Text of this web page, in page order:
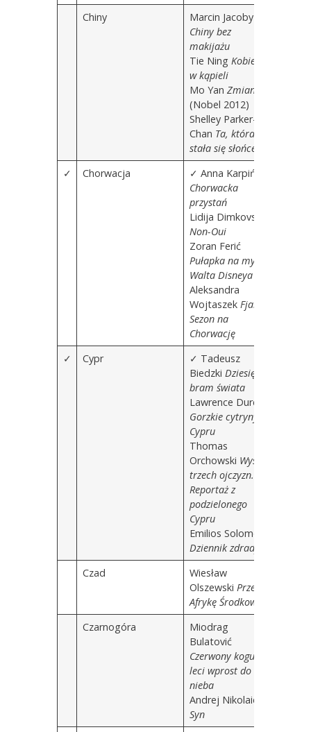
Chiny
Marcin Jacoby
Chiny bez
makijażu
Tie Ning Kobiety
w kąpieli
Mo Yan Zmiany
(Nobel 2012)
Shelley Parker-
Chan Ta, która
stała się słońcem
✓
Chorwacja
✓ Anna Karpińska
Chorwacka
przystań
Lidija Dimkovska
Non-Oui
Zoran Ferić
Pułapka na myszy
Walta Disneya
Aleksandra
Wojtaszek Fjaka.
Sezon na
Chorwację
✓
Cypr ✓ Tadeusz
Biedzki Dziesięć
bram świata
Lawrence Durell
Gorzkie cytryny
Cypru
Thomas
Orchowski Wyspa
trzech ojczyzn.
Reportaż z
podzielonego
Cypru
Emilios Solomou
Dziennik zdrady
Czad
Wiesław
Olszewski Przez
Afrykę Środkową
Czarnogóra
Miodrag
Bulatović
Czerwony kogut
leci wprost do
nieba
Andrej Nikolaidis
Syn